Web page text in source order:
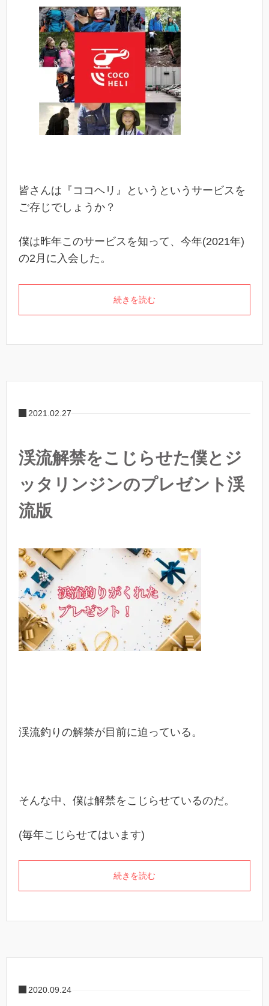
皆さんは『ココヘリ』というというサービスを
ご存じでしょうか？
僕は昨年このサービスを知って、今年(2021年)
の2月に入会した。
続きを読む
2021.02.27
渓流解禁をこじらせた僕とジ
ッタリンジンのプレゼント渓
流版
渓流釣りの解禁が目前に迫っている。
そんな中、僕は解禁をこじらせているのだ。
(毎年こじらせてはいます)
続きを読む
2020.09.24